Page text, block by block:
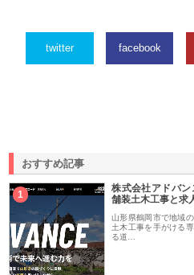
twitter facebook
おすすめ記事
1
株式会社アドバ
舗装土木工事と求
山形県鶴岡市で地域
土木工事を手がける
る道…